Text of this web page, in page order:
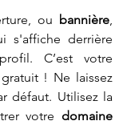
ou bannière,
s'affiche derrière
C’est votre
! Ne laissez
défaut. Utilisez la
votre domaine